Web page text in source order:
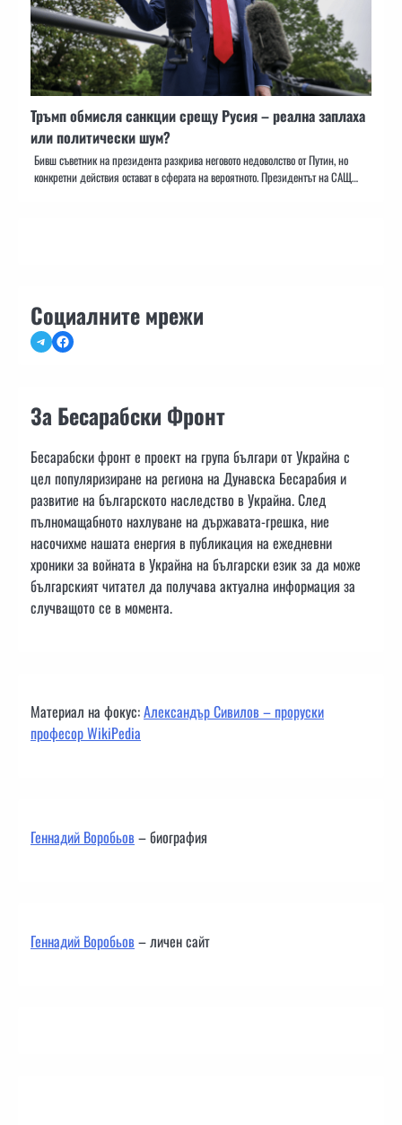
Тръмп обмисля санкции срещу Русия – реална заплаха
или политически шум?
Бивш съветник на президента разкрива неговото недоволство от Путин, но
конкретни действия остават в сферата на вероятното. Президентът на САЩ…
Социалните мрежи
TelegramFacebook
За Бесарабски Фронт
Бесарабски фронт е проект на група българи от Украйна с
цел популяризиране на региона на Дунавска Бесарабия и
развитие на българското наследство в Украйна. След
пълномащабното нахлуване на държавата-грешка, ние
насочихме нашата енергия в публикация на ежедневни
хроники за войната в Украйна на български език за да може
българският читател да получава актуална информация за
случващото се в момента.
Материал на фокус:Александър Сивилов – проруски
професор WikiPedia
Геннадий Воробьов– биография
Геннадий Воробьов– личен сайт